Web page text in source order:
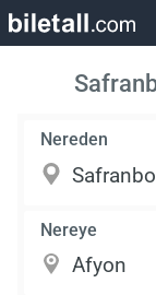
Nereden
Nereye